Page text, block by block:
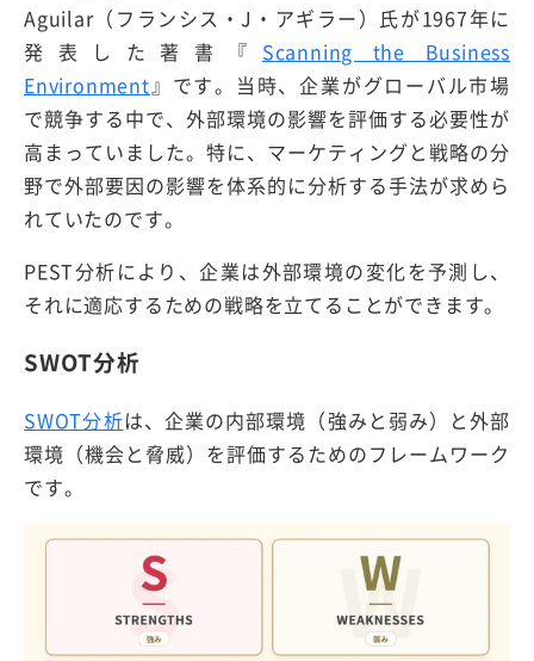
Aguilar（フランシス・J・アギラー）氏が1967年に
発表した著書『 Scanning the Business
Environment 』です。当時、企業がグローバル市場
で競争する中で、外部環境の影響を評価する必要性が
高まっていました。特に、マーケティングと戦略の分
野で外部要因の影響を体系的に分析する手法が求めら
れていたのです。
PEST分析により、企業は外部環境の変化を予測し、
それに適応するための戦略を立てることができます。
SWOT分析
SWOT分析は、企業の内部環境（強みと弱み）と外部
環境（機会と脅威）を評価するためのフレームワーク
です。